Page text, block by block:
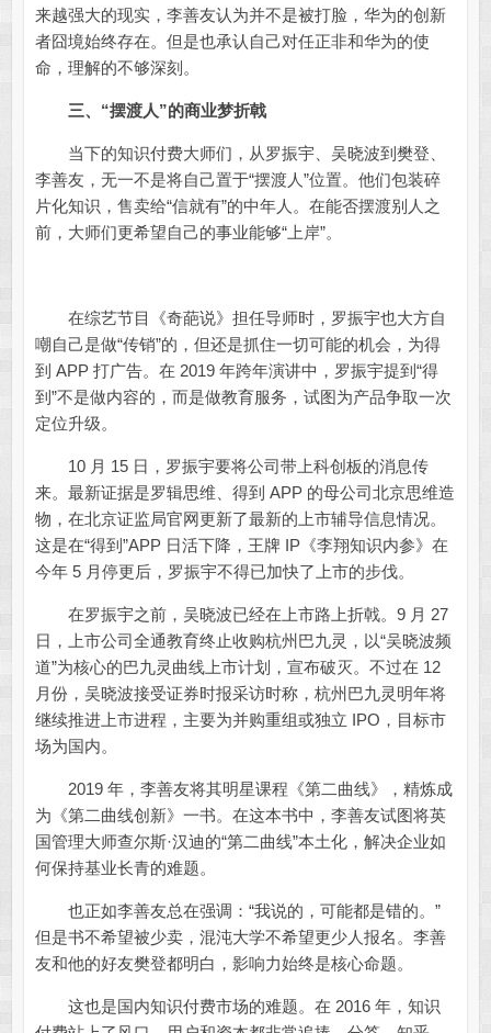
来越强大的现实，李善友认为并不是被打脸，华为的创新
者囧境始终存在。但是也承认自己对任正非和华为的使
命，理解的不够深刻。
三、“摆渡人”的商业梦折戟
当下的知识付费大师们，从罗振宇、吴晓波到樊登、
李善友，无一不是将自己置于“摆渡人”位置。他们包装碎
片化知识，售卖给“信就有”的中年人。在能否摆渡别人之
前，大师们更希望自己的事业能够“上岸”。
在综艺节目《奇葩说》担任导师时，罗振宇也大方自
嘲自己是做“传销”的，但还是抓住一切可能的机会，为得
到 APP 打广告。在 2019 年跨年演讲中，罗振宇提到“得
到”不是做内容的，而是做教育服务，试图为产品争取一次
定位升级。
10 月 15 日，罗振宇要将公司带上科创板的消息传
来。最新证据是罗辑思维、得到 APP 的母公司北京思维造
物，在北京证监局官网更新了最新的上市辅导信息情况。
这是在“得到”APP 日活下降，王牌 IP《李翔知识内参》在
今年 5 月停更后，罗振宇不得已加快了上市的步伐。
在罗振宇之前，吴晓波已经在上市路上折戟。9 月 27
日，上市公司全通教育终止收购杭州巴九灵，以“吴晓波频
道”为核心的巴九灵曲线上市计划，宣布破灭。不过在 12
月份，吴晓波接受证券时报采访时称，杭州巴九灵明年将
继续推进上市进程，主要为并购重组或独立 IPO，目标市
场为国内。
2019 年，李善友将其明星课程《第二曲线》，精炼成
为《第二曲线创新》一书。在这本书中，李善友试图将英
国管理大师查尔斯·汉迪的“第二曲线”本土化，解决企业如
何保持基业长青的难题。
也正如李善友总在强调：“我说的，可能都是错的。”
但是书不希望被少卖，混沌大学不希望更少人报名。李善
友和他的好友樊登都明白，影响力始终是核心命题。
这也是国内知识付费市场的难题。在 2016 年，知识